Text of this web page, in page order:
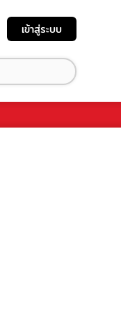
เข้าสู่ระบบ